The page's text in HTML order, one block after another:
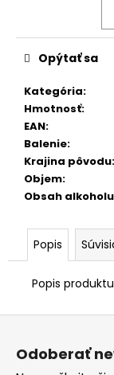
Kategória:
Hmotnosť:
EAN:
Balenie:
Krajina pôvodu:
Objem:
Obsah alkoholu
Opýtať sa
Popis
Popis
Z
Odoberať